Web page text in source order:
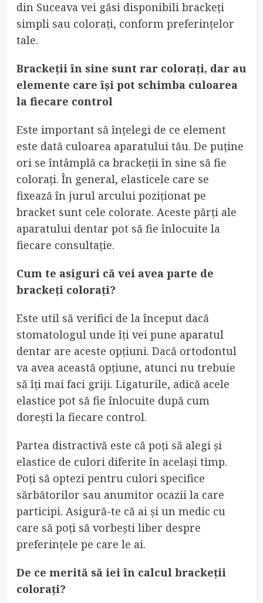
din Suceava vei găsi disponibili brackeți
simpli sau colorați, conform preferințelor
tale.
Brackeții în sine sunt rar colorați, dar au
elemente care își pot schimba culoarea
la fiecare control
Este important să înțelegi de ce element
este dată culoarea aparatului tău. De puține
ori se întâmplă ca brackeții în sine să fie
colorați. În general, elasticele care se
fixează în jurul arcului poziționat pe
bracket sunt cele colorate. Aceste părți ale
aparatului dentar pot să fie înlocuite la
fiecare consultație.
Cum te asiguri că vei avea parte de
brackeți colorați?
Este util să verifici de la început dacă
stomatologul unde îți vei pune aparatul
dentar are aceste opțiuni. Dacă ortodontul
va avea această opțiune, atunci nu trebuie
să îți mai faci griji. Ligaturile, adică acele
elastice pot să fie înlocuite după cum
dorești la fiecare control.
Partea distractivă este că poți să alegi și
elastice de culori diferite în același timp.
Poți să optezi pentru culori specifice
sărbătorilor sau anumitor ocazii la care
participi. Asigură-te că ai și un medic cu
care să poți să vorbești liber despre
preferințele pe care le ai.
De ce merită să iei în calcul brackeții
colorați?